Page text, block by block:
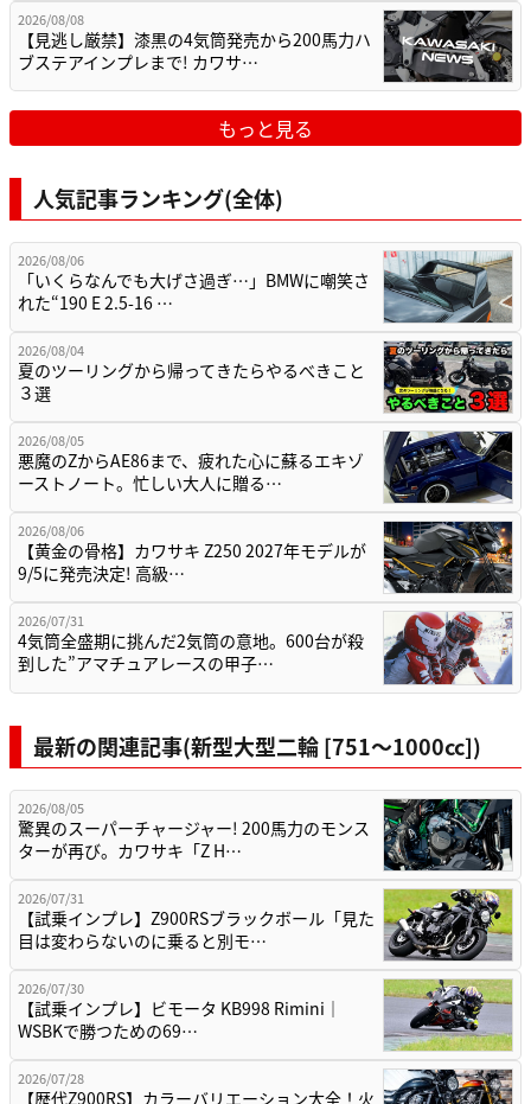
2026/08/08
【見逃し厳禁】漆黒の4気筒発売から200馬力ハ
ブステアインプレまで! カワサ…
もっと見る
人気記事ランキング(全体)
2026/08/06
「いくらなんでも大げさ過ぎ…」BMWに嘲笑さ
れた“190 E 2.5-16 …
2026/08/04
夏のツーリングから帰ってきたらやるべきこと
３選
2026/08/05
悪魔のZからAE86まで、疲れた心に蘇るエキゾ
ーストノート。忙しい大人に贈る…
2026/08/06
【黄金の骨格】カワサキ Z250 2027年モデルが
9/5に発売決定! 高級…
2026/07/31
4気筒全盛期に挑んだ2気筒の意地。600台が殺
到した”アマチュアレースの甲子…
最新の関連記事(新型大型二輪 [751〜1000cc])
2026/08/05
驚異のスーパーチャージャー! 200馬力のモンス
ターが再び。カワサキ「Z H…
2026/07/31
【試乗インプレ】Z900RSブラックボール「見た
目は変わらないのに乗ると別モ…
2026/07/30
【試乗インプレ】ビモータ KB998 Rimini｜
WSBKで勝つための69…
2026/07/28
【歴代Z900RS】カラーバリエーション大全！火